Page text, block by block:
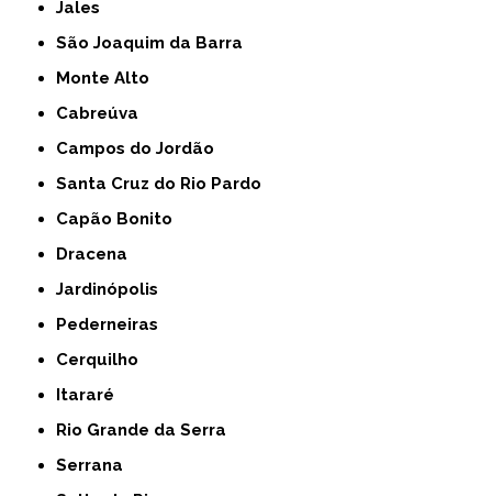
Jales
São Joaquim da Barra
Monte Alto
Cabreúva
Campos do Jordão
Santa Cruz do Rio Pardo
Capão Bonito
Dracena
Jardinópolis
Pederneiras
Cerquilho
Itararé
Rio Grande da Serra
Serrana